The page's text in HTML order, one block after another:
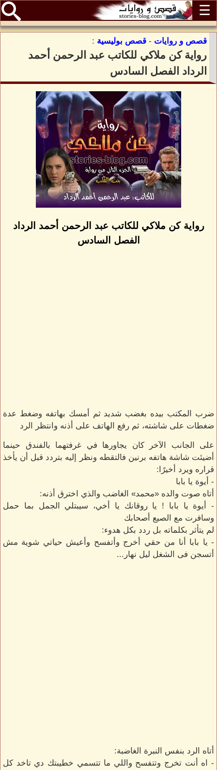
☰
قصص و روايات - قصص بوليسية :
رواية كن ملاكي للكاتب عبد الرحمن أحمد
الرداد الفصل السادس
رواية كن ملاكي للكاتب عبد الرحمن أحمد الرداد
الفصل السادس
ضرب المكتب بيده بغضب شديد ثم أمسك بهاتفه وضغط عدة
ضغطات على شاشته، ثم رفع الهاتف على أذنه وانتظر الرد
على الجانب الآخر كان يجاورها في غرفتهما بالفندق حينما
أضيئت شاشة هاتفه برنين فالتقطه ونظر إليه بتردد قبل أن يأخذ
قراره ويرد أخيرًا:
- أيوة يا بابا
أتاه صوت والده «محمد» الغاضب والذي اخترق أذنه:
- أيوة يا بابا ! يا روقانك يا أخي، سيبتلي الجمل بما حمل
وسافرت مع الصيع أصحابك
لم يتأثر بكلماته بل ردد بكل هدوء:
- يا بابا أنا من حقي أخرج وأتفسح وأعيش حياتي شوية مش
أتسجن فى الشغل ليل نهار...
أتاه الرد بنفس النبرة الغاضبة:
- اه أنت تخرج وتتفسح واللي ما تتسمي خطيبتك دي تاخد كل